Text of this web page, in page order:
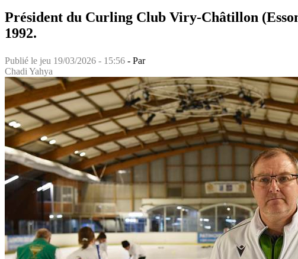
Président du Curling Club Viry-Châtillon
1992.
Publié le jeu 19/03/2026 - 15:56 - Par
Chadi Yahya